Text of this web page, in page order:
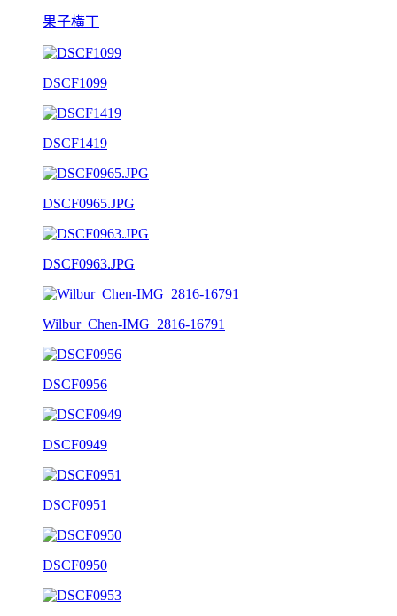
果子橫丁
DSCF1099
DSCF1419
DSCF0965.JPG
DSCF0963.JPG
Wilbur_Chen-IMG_2816-16791
DSCF0956
DSCF0949
DSCF0951
DSCF0950